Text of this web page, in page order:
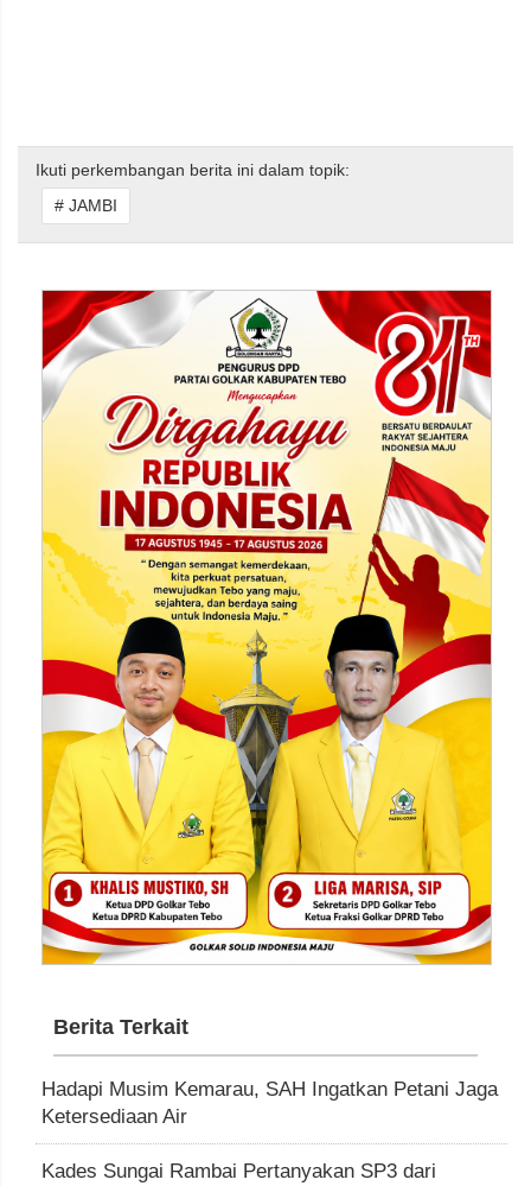
Ikuti perkembangan berita ini dalam topik:
# JAMBI
Berita Terkait
Hadapi Musim Kemarau, SAH Ingatkan Petani Jaga
Ketersediaan Air
Kades Sungai Rambai Pertanyakan SP3 dari